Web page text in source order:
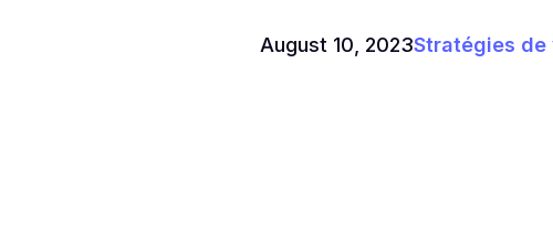
August 10, 2023Stratégies de